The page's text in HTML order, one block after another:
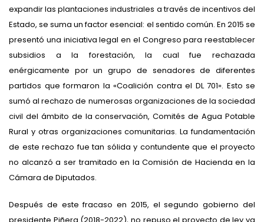
expandir las plantaciones industriales a través de incentivos del
Estado, se suma un factor esencial: el sentido común. En 2015 se
presentó una iniciativa legal en el Congreso para reestablecer
subsidios a la forestación, la cual fue rechazada
enérgicamente por un grupo de senadores de diferentes
partidos que formaron la «Coalición contra el DL 701». Esto se
sumó al rechazo de numerosas organizaciones de la sociedad
civil del ámbito de la conservación, Comités de Agua Potable
Rural y otras organizaciones comunitarias. La fundamentación
de este rechazo fue tan sólida y contundente que el proyecto
no alcanzó a ser tramitado en la Comisión de Hacienda en la
Cámara de Diputados.
Después de este fracaso en 2015, el segundo gobierno del
presidente Piñera (2018-2022), no repuso el proyecto de ley ya